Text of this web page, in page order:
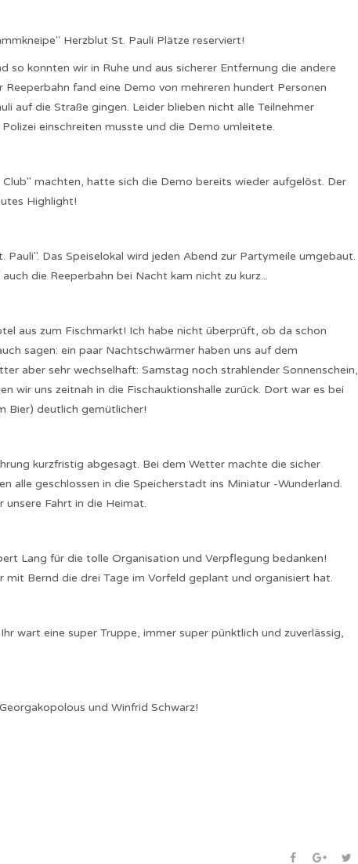
Herzblut St. Pauli Plätze reserviert!
so konnten wir in Ruhe und aus sicherer Entfernung die andere
fand eine Demo von mehreren hundert Personen
auf die Straße gingen. Leider blieben nicht alle Teilnehmer
einschreiten musste und die Demo umleitete.
machten, hatte sich die Demo bereits wieder aufgelöst. Der
Highlight!
Pauli". Das Speiselokal wird jeden Abend zur Partymeile umgebaut.
die Reeperbahn bei Nacht kam nicht zu kurz...
aus zum Fischmarkt! Ich habe nicht überprüft, ob da schon
sagen: ein paar Nachtschwärmer haben uns auf dem
aber sehr wechselhaft: Samstag noch strahlender Sonnenschein,
wir uns zeitnah in die Fischauktionshalle zurück. Dort war es bei
Bier) deutlich gemütlicher!
kurzfristig abgesagt. Bei dem Wetter machte die sicher
alle geschlossen in die Speicherstadt ins Miniatur -Wunderland.
Fahrt in die Heimat.
Lang für die tolle Organisation und Verpflegung bedanken!
mit Bernd die drei Tage im Vorfeld geplant und organisiert hat.
wart eine super Truppe, immer super pünktlich und zuverlässig,
und Winfrid Schwarz!